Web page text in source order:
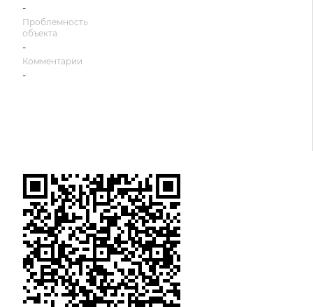
-
Проблемность
объекта
-
Комментарии
-